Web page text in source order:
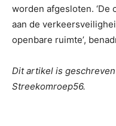
worden afgesloten.
aan de
openbare ruimte’,
Dit artikel is
Streekomroep56.